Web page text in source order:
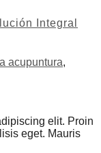
Integral
acupuntura,
elit. Proin
eget. Mauris